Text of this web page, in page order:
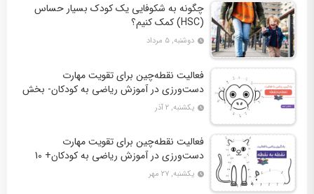
چگونه به شکوفایی یک کودک بسیار حساس
(HSC) کمک کنیم؟
دوشنبه, ۵ مرداد
فعالیت نقطه‌چین برای تقویت مهارت
دست‌ورزی در آموزش ریاضی به کودکان- بخش
دوم + 10 کاربرگ فعالیت
یکشنبه, ۲ آذر
فعالیت نقطه‌چین برای تقویت مهارت
دست‌ورزی در آموزش ریاضی به کودکان+ 10
کاربرگ فعالیت
یکشنبه, ۲۷ مهر